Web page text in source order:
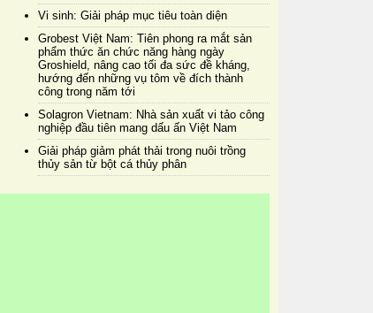
Vi sinh: Giải pháp mục tiêu toàn diện
Grobest Việt Nam: Tiên phong ra mắt sản
phẩm thức ăn chức năng hàng ngày
Groshield, nâng cao tối đa sức đề kháng,
hướng đến những vụ tôm về đích thành
công trong năm tới
Solagron Vietnam: Nhà sản xuất vi tảo công
nghiệp đầu tiên mang dấu ấn Việt Nam
Giải pháp giảm phát thải trong nuôi trồng
thủy sản từ bột cá thủy phân